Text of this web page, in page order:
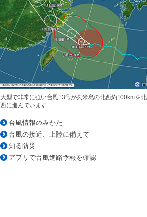
大型で非常に強い台風13号が久米島の北西約100kmを北
西に進んでいます
台風情報のみかた
台風の接近、上陸に備えて
知る防災
アプリで台風進路予報を確認